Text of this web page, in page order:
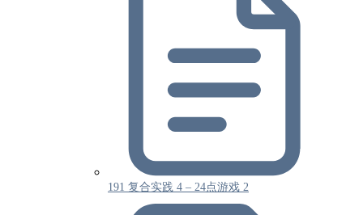
191 复合实践 4 – 24点游戏 2